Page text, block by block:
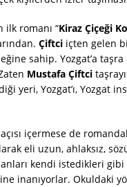
ilk romanı “Kiraz Çiçeği
Çiftci içten gelen
sahip. Yozgat’a
Mustafa Çiftci
yeri, Yozgat’ı, Yozgat
açısı içermese de
eli uzun, ahlaksız,
kendi istedikleri gibi
inanıyorlar. Okuldaki